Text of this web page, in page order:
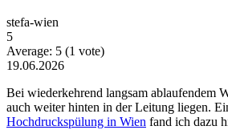
stefa-wien
5
Average: 5 (1 vote)
19.06.2026
Bei wiederkehrend langsam ablaufendem
auch weiter hinten in der Leitung liegen.
Hochdruckspülung in Wien fand ich dazu